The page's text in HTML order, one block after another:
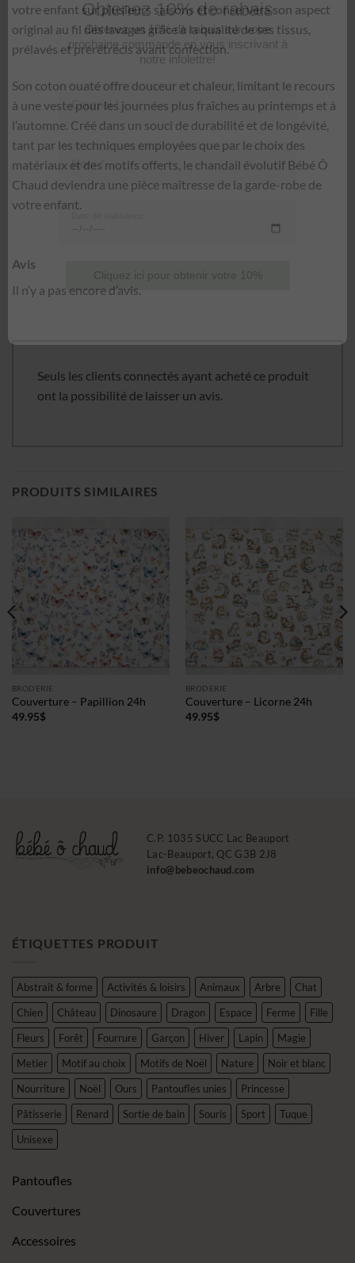
votre enfant sur plusieurs saisons et conservera son aspect
original au fil des lavages grâce à la qualité de ses tissus,
prélavés et prérétrécis avant confection.
Son coton ouaté offre douceur et chaleur, limitant le recours
à une veste pour les journées plus fraîches au printemps et à
l’automne. Créé dans un souci de durabilité et de longévité,
tant par les techniques employées que par le choix des
matériaux et des motifs offerts, le chandail évolutif Bébé Ô
Chaud deviendra une pièce maîtresse de la garde-robe de
votre enfant.
Avis
Il n’y a pas encore d’avis.
Seuls les clients connectés ayant acheté ce produit
ont la possibilité de laisser un avis.
PRODUITS SIMILAIRES
BRODERIE
Couverture – Papillion 24h
49.95$
BRODERIE
Couverture – Licorne 24h
49.95$
C.P. 1035 SUCC Lac Beauport
Lac-Beauport, QC G3B 2J8
info@bebeochaud.com
ÉTIQUETTES PRODUIT
Abstrait & forme Activités & loisirs Animaux Arbre
Chat
Chien
Château Dinosaure Dragon Espace Ferme
Fille
Fleurs
Forêt Fourrure Garçon Hiver Lapin
Magie
Metier
Motif au choix Motifs de Noël Nature
Noir et blanc
Nourriture
Noël Ours Pantoufles unies
Princesse
Pâtisserie
Renard Sortie de bain Souris Sport
Tuque
Unisexe
Pantoufles
Couvertures
Accessoires
Obtenez 10% de rabais
Obtenez un 10% de rabais sur votre
prochaine commande en vous inscrivant à
Cliquez ici pour obtenir votre 10%